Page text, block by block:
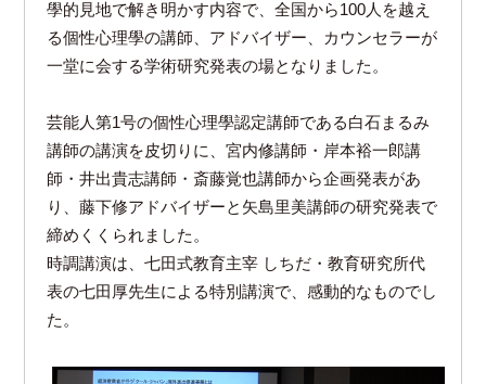
學的見地で解き明かす内容で、全国から100人を越え
る個性心理學の講師、アドバイザー、カウンセラーが
一堂に会する学術研究発表の場となりました。
芸能人第1号の個性心理學認定講師である白石まるみ
講師の講演を皮切りに、宮内修講師・岸本裕一郎講
師・井出貴志講師・斎藤覚也講師から企画発表があ
り、藤下修アドバイザーと矢島里美講師の研究発表で
締めくくられました。
時調講演は、七田式教育主宰 しちだ・教育研究所代
表の七田厚先生による特別講演で、感動的なものでし
た。